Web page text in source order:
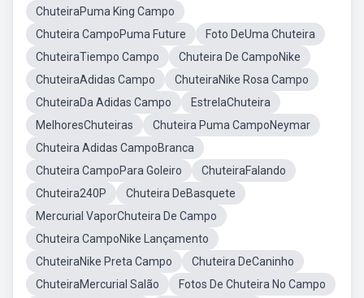
ChuteiraPuma King Campo
Chuteira CampoPuma Future
Foto DeUma Chuteira
ChuteiraTiempo Campo
Chuteira De CampoNike
ChuteiraAdidas Campo
ChuteiraNike Rosa Campo
ChuteiraDa Adidas Campo
EstrelaChuteira
MelhoresChuteiras
Chuteira Puma CampoNeymar
Chuteira Adidas CampoBranca
Chuteira CampoPara Goleiro
ChuteiraFalando
Chuteira240P
Chuteira DeBasquete
Mercurial VaporChuteira De Campo
Chuteira CampoNike Lançamento
ChuteiraNike Preta Campo
Chuteira DeCaninho
ChuteiraMercurial Salão
Fotos De Chuteira No Campo